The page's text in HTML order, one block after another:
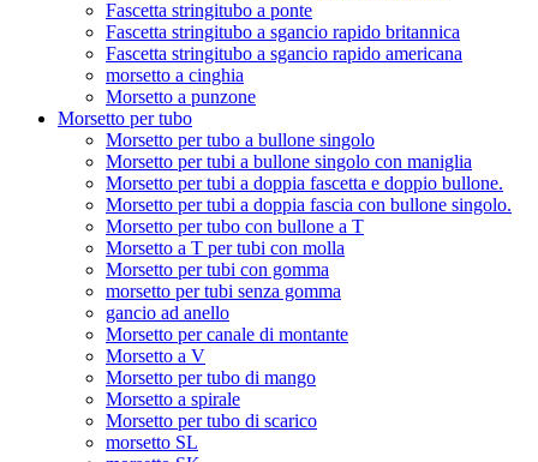
Fascetta stringitubo a ponte
Fascetta stringitubo a sgancio rapido britannica
Fascetta stringitubo a sgancio rapido americana
morsetto a cinghia
Morsetto a punzone
Morsetto per tubo
Morsetto per tubo a bullone singolo
Morsetto per tubi a bullone singolo con maniglia
Morsetto per tubi a doppia fascetta e doppio bullone.
Morsetto per tubi a doppia fascia con bullone singolo.
Morsetto per tubo con bullone a T
Morsetto a T per tubi con molla
Morsetto per tubi con gomma
morsetto per tubi senza gomma
gancio ad anello
Morsetto per canale di montante
Morsetto a V
Morsetto per tubo di mango
Morsetto a spirale
Morsetto per tubo di scarico
morsetto SL